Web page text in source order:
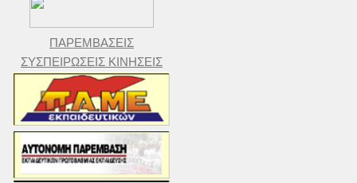
ΠΑΡΕΜΒΑΣΕΙΣ
ΣΥΣΠΕΙΡΩΣΕΙΣ ΚΙΝΗΣΕΙΣ